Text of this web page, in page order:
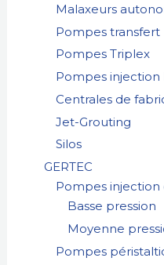
Malaxeurs
Pompes transfert
Pompes Triplex
Pompes injection
Centrales de
Jet-Grouting
Silos
GERTEC
Pompes
Basse pression
Moyenne
Pompes